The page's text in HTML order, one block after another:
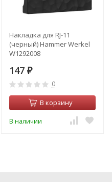
Накладка для RJ-11
(черный) Hammer Werkel
W1292008
147 ₽
0
В корзину
В наличии